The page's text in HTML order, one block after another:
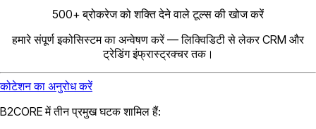
500+ ब्रोकरेज को शक्ति देने वाले टूल्स की खोज करें
हमारे संपूर्ण इकोसिस्टम का अन्वेषण करें — लिक्विडिटी से लेकर CRM और
ट्रेडिंग इंफ्रास्ट्रक्चर तक।
कोटेशन का अनुरोध करें
B2CORE में तीन प्रमुख घटक शामिल हैं: